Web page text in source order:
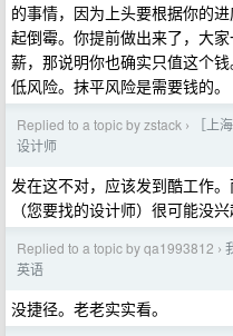
的事情，因为上头要根据你的
起倒霉。你提前做出来了，大
薪，那说明你也确实只值这个
低风险。抹平风险是需要钱的。
Replied to a topic by zstack ›
［上
设计师
发在这不对，应该发到酷工作
（您要找的设计师）很可能没兴
Replied to a topic by qa1993812 ›
英语
没捷径。老老实实看。